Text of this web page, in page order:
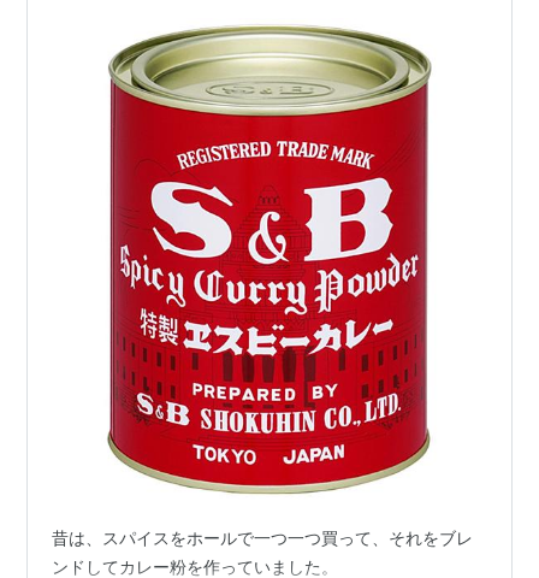
昔は、スパイスをホールで一つ一つ買って、それをブレ
ンドしてカレー粉を作っていました。